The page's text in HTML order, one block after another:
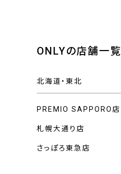
ONLYの店舗一覧
北海道・東北
PREMIO SAPPORO店
札幌大通り店
さっぽろ東急店